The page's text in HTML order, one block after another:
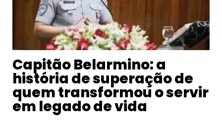
Capitão Belarmino: a
história de superação de
quem transformou o servir
em legado de vida